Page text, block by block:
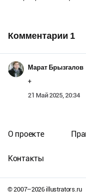
Комментарии 1
Марат Брызгалов
+
21 Май 2025, 20:34
© 2007–2026illustrators.ru
О проекте
Контакты